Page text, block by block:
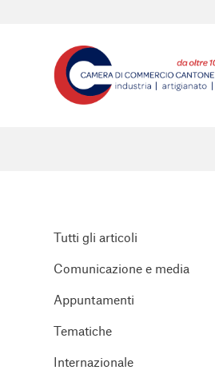
Tutti gli articoli
Comunicazione e media
Appuntamenti
Tematiche
Internazionale